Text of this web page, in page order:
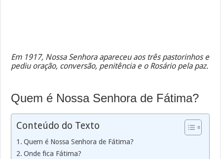
Em 1917, Nossa Senhora apareceu aos três pastorinhos e
pediu oração, conversão, penitência e o Rosário pela paz.
Quem é Nossa Senhora de Fátima?
Conteúdo do Texto
Quem é Nossa Senhora de Fátima?
Onde fica Fátima?